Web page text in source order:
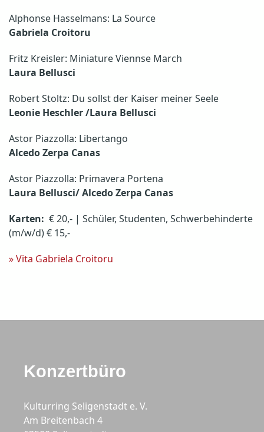
Alphonse Hasselmans: La Source
Gabriela Croitoru
Fritz Kreisler: Miniature Viennse March
Laura Bellusci
Robert Stoltz: Du sollst der Kaiser meiner Seele
Leonie Heschler /Laura Bellusci
Astor Piazzolla: Libertango
Alcedo Zerpa Canas
Astor Piazzolla: Primavera Portena
Laura Bellusci/ Alcedo Zerpa Canas
Karten: € 20,- | Schüler, Studenten, Schwerbehinderte
(m/w/d) € 15,-
» Vita Gabriela Croitoru
Konzertbüro
Kulturring Seligenstadt e. V.
Am Breitenbach 4